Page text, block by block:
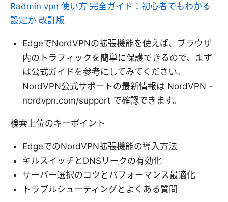
Radmin vpn 使い方 完全ガイド：初心者でもわかる
設定か 改訂版
EdgeでNordVPNの拡張機能を使えば、ブラウザ
内のトラフィックを簡単に保護できるので、まず
は公式ガイドを参考にしてみてください。
NordVPN公式サポートの最新情報は NordVPN –
nordvpn.com/support で確認できます。
検索上位のキーポイント
EdgeでのNordVPN拡張機能の導入方法
キルスイッチとDNSリークの有効化
サーバー選択のコツとパフォーマンス最適化
トラブルシューティングとよくある質問